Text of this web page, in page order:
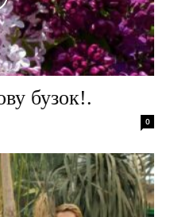
бузок!.
0